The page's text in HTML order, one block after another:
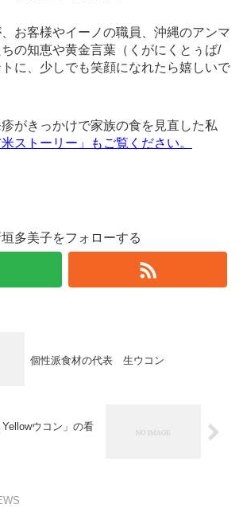
お客様やイーノの職員、沖縄のアンマ
の知恵や黄金言葉（くがにくとぅば/
に、少しでも笑顔になれたら嬉しいで
がきっかけで家族の食を見直した私
米ストーリー」もご覧ください。
多美子をフォローする
個性派食材の代表 生ウコン
ウコン」の看